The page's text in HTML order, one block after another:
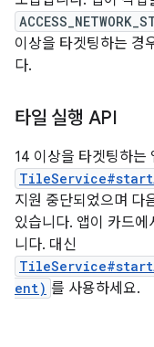
이상을 타겟팅하는 경
다.
타일 실행 API
14 이상을 타겟팅하는
지원 중단되었으며 다
있습니다. 앱이 카드
니다. 대신
ent) 를 사용하세요.